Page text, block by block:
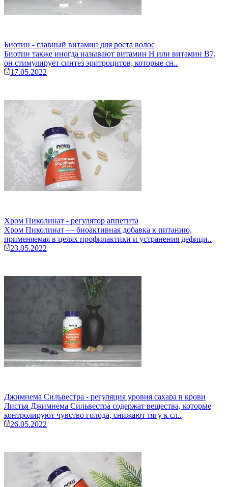
Биотин - главный витамин для роста волос
Биотин также иногда называют витамин H или витамин B7,
он стимулирует синтез эритроцитов, которые сн..
17.05.2022
Хром Пиколинат - регулятор аппетита
Хром Пиколинат — биоактивная добавка к питанию,
применяемая в целях профилактики и устранения дефици..
23.05.2022
Джимнема Сильвестра - регуляция уровня сахара в крови
Листья Джимнема Сильвестра содержат вещества, которые
контролируют чувство голода, снижают тягу к сл..
26.05.2022